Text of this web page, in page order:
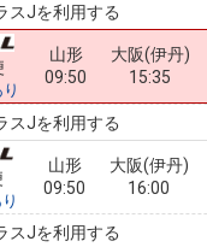
スJを利用する
山形
09:50
大阪(伊丹)
15:35
スJを利用する
山形
09:50
大阪(伊丹)
16:00
スJを利用する